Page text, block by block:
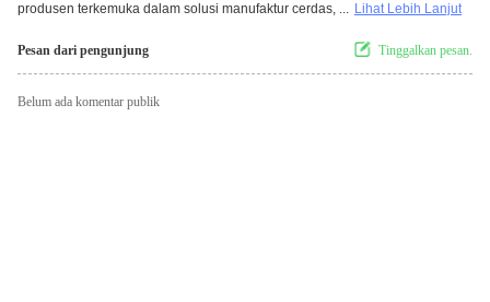
produsen terkemuka dalam solusi manufaktur cerdas, ... Lihat Lebih Lanjut
Pesan dari pengunjung Tinggalkan pesan.
Belum ada komentar publik